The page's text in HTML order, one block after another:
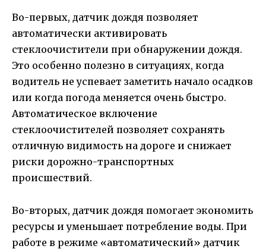
Во-первых, датчик дождя позволяет
автоматически активировать
стеклоочистители при обнаружении дождя.
Это особенно полезно в ситуациях, когда
водитель не успевает заметить начало осадков
или когда погода меняется очень быстро.
Автоматическое включение
стеклоочистителей позволяет сохранять
отличную видимость на дороге и снижает
риски дорожно-транспортных
происшествий.
Во-вторых, датчик дождя помогает экономить
ресурсы и уменьшает потребление воды. При
работе в режиме «автоматический» датчик